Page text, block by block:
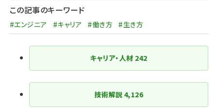
この記事のキーワード
#エンジニア #キャリア #働き方 #生き方
キャリア・人材 242
技術解説 4,126